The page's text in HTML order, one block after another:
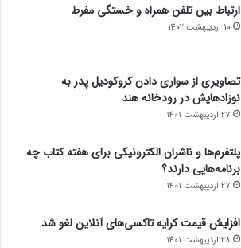
ارتباط بین تلفن همراه و خستگی مفرط
10 اردیبهشت 1402
تصاویری از سواری دادن کروکودیل پدر به
نوزادهایش در رودخانه هند
27 اردیبهشت 1401
پلتفرم‌ها و ناشران الکترونیکی برای هفته کتاب چه
برنامه‌هایی دارند؟
27 اردیبهشت 1401
افزایش قیمت کرایه تاکسی‌های آنلاین لغو شد
28 اردیبهشت 1401